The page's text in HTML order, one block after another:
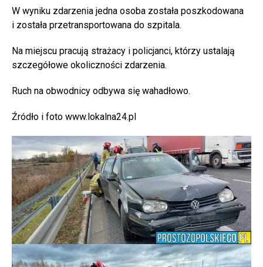
W wyniku zdarzenia jedna osoba została poszkodowana
i została przetransportowana do szpitala.
Na miejscu pracują strażacy i policjanci, którzy ustalają
szczegółowe okoliczności zdarzenia.
Ruch na obwodnicy odbywa się wahadłowo.
Źródło i foto www.lokalna24.pl